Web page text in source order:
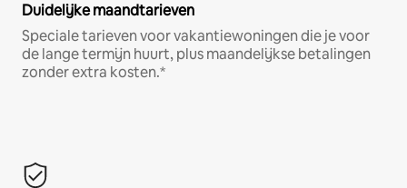
Duidelijke maandtarieven
Speciale tarieven voor vakantiewoningen die je voor
de lange termijn huurt, plus maandelijkse betalingen
zonder extra kosten.*